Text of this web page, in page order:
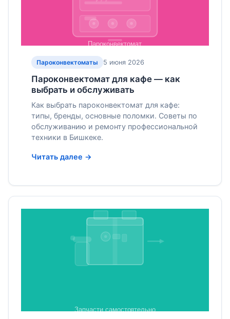
Пароконвектоматы 5 июня 2026
Пароконвектомат для кафе — как
выбрать и обслуживать
Как выбрать пароконвектомат для кафе:
типы, бренды, основные поломки. Советы по
обслуживанию и ремонту профессиональной
техники в Бишкеке.
Читать далее →